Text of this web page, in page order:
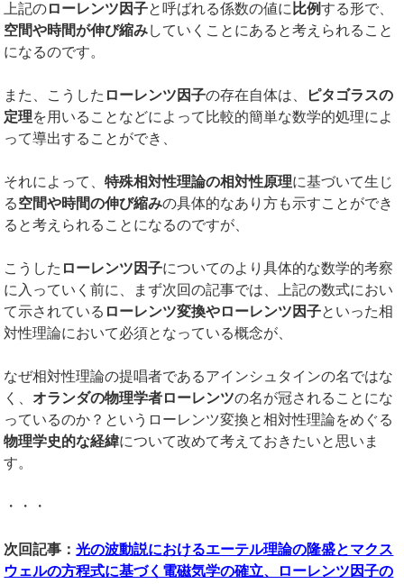
上記のローレンツ因子と呼ばれる係数の値に 比例する形で、
空間や時間が伸び縮みしていくことにあると考えられること
になるのです。
また、こうした ローレンツ因子の存在自体は、
ピタゴラスの
定理を用いることなどによって比較的簡単な数学的処理によ
って導出することができ、
それによって、特殊相対性理論の相対性原理に基づいて生じ
る空間や時間の伸び縮みの具体的なあり方も示すことができ
ると考えられることになるのですが、
こうした ローレンツ因子についてのより具体的な数学的考察
に入っていく前に、まず次回の記事では、上記の数式におい
て示されている ローレンツ変換やローレンツ因子といった相
対性理論において必須となっている概念が、
なぜ相対性理論の提唱者であるアインシュタインの名ではな
く、 オランダの物理学者ローレンツの名が冠されることにな
っているのか？というローレンツ変換と相対性理論をめぐる
物理学史的な経緯について改めて考えておきたいと思いま
す。
・・・
次回記事：光の波動説におけるエーテル理論の隆盛とマクス
ウェルの方程式に基づく電磁気学の確立、ローレンツ因子の